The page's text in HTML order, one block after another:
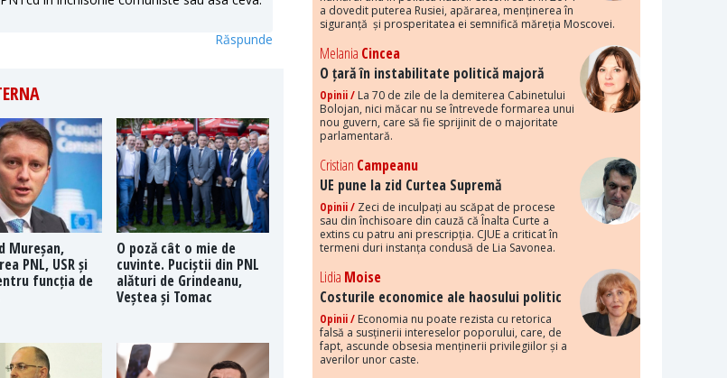
Răspunde
Mureșan,
PNL, USR și
funcția de
O poză cât o mie de
cuvinte. Puciștii din PNL
alături de Grindeanu,
Veștea și Tomac
a dovedit puterea Rusiei, apărarea, menținerea în
siguranță și prosperitatea ei semnifică măreția Moscovei.
Melania Cincea
O țară în instabilitate politică majoră
Opinii / La 70 de zile de la demiterea Cabinetului
Bolojan, nici măcar nu se întrevede formarea unui
nou guvern, care să fie sprijinit de o majoritate
parlamentară.
Cristian Campeanu
UE pune la zid Curtea Supremă
Opinii / Zeci de inculpați au scăpat de procese
sau din închisoare din cauză că Înalta Curte a
extins cu patru ani prescripția. CJUE a criticat în
termeni duri instanța condusă de Lia Savonea.
Lidia Moise
Costurile economice ale haosului politic
Opinii / Economia nu poate rezista cu retorica
falsă a susținerii intereselor poporului, care, de
fapt, ascunde obsesia menținerii privilegiilor și a
averilor unor caste.